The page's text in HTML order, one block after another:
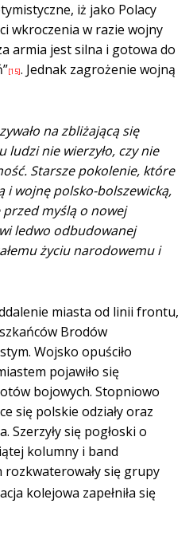
iż jako Polacy
wkroczenia w razie wojny
armia jest silna i gotowa do
[15]. Jednak zagrożenie wojną
na zbliżającą się
nie wierzyło, czy nie
Starsze pokolenie, które
i wojnę polsko-bolszewicką,
myślą o nowej
ledwo odbudowanej
życiu narodowemu i
miasta od linii frontu,
Brodów
Wojsko opuściło
pojawiło się
bojowych. Stopniowo
się polskie odziały oraz
Szerzyły się pogłoski o
kolumny i band
rozkwaterowały się grupy
kolejowa zapełniła się